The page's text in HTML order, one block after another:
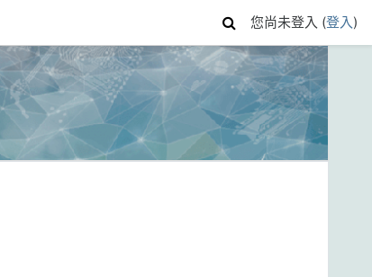
您尚未登入 (登入)